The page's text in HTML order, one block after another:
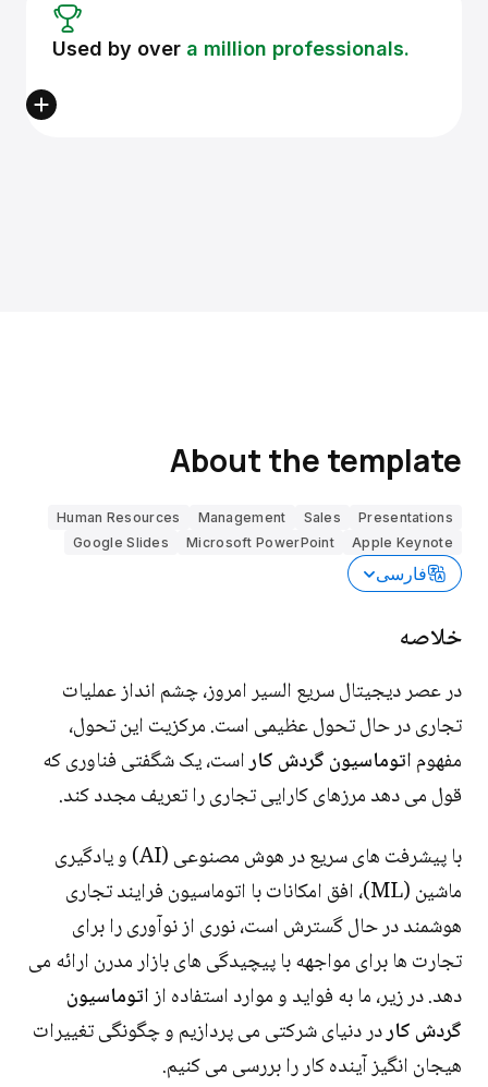
Used by over a million professionals.
About the template
Presentations
Sales
Management
Human Resources
Apple Keynote
Microsoft PowerPoint
Google Slides
فارسی
خلاصه
در عصر دیجیتال سریع السیر امروز، چشم انداز عملیات
تجاری در حال تحول عظیمی است. مرکزیت این تحول،
مفهوماتوماسیون گردش کاراست، یک شگفتی فناوری که
قول می دهد مرزهای کارایی تجاری را تعریف مجدد کند.
با پیشرفت های سریع در هوش مصنوعی (AI) و یادگیری
ماشین (ML)، افق امکانات با اتوماسیون فرایند تجاری
هوشمند در حال گسترش است، نوری از نوآوری را برای
تجارت ها برای مواجهه با پیچیدگی های بازار مدرن ارائه می
دهد. در زیر، ما به فواید و موارد استفاده ازاتوماسیون
گردش کاردر دنیای شرکتی می پردازیم و چگونگی تغییرات
هیجان انگیز آینده کار را بررسی می کنیم.